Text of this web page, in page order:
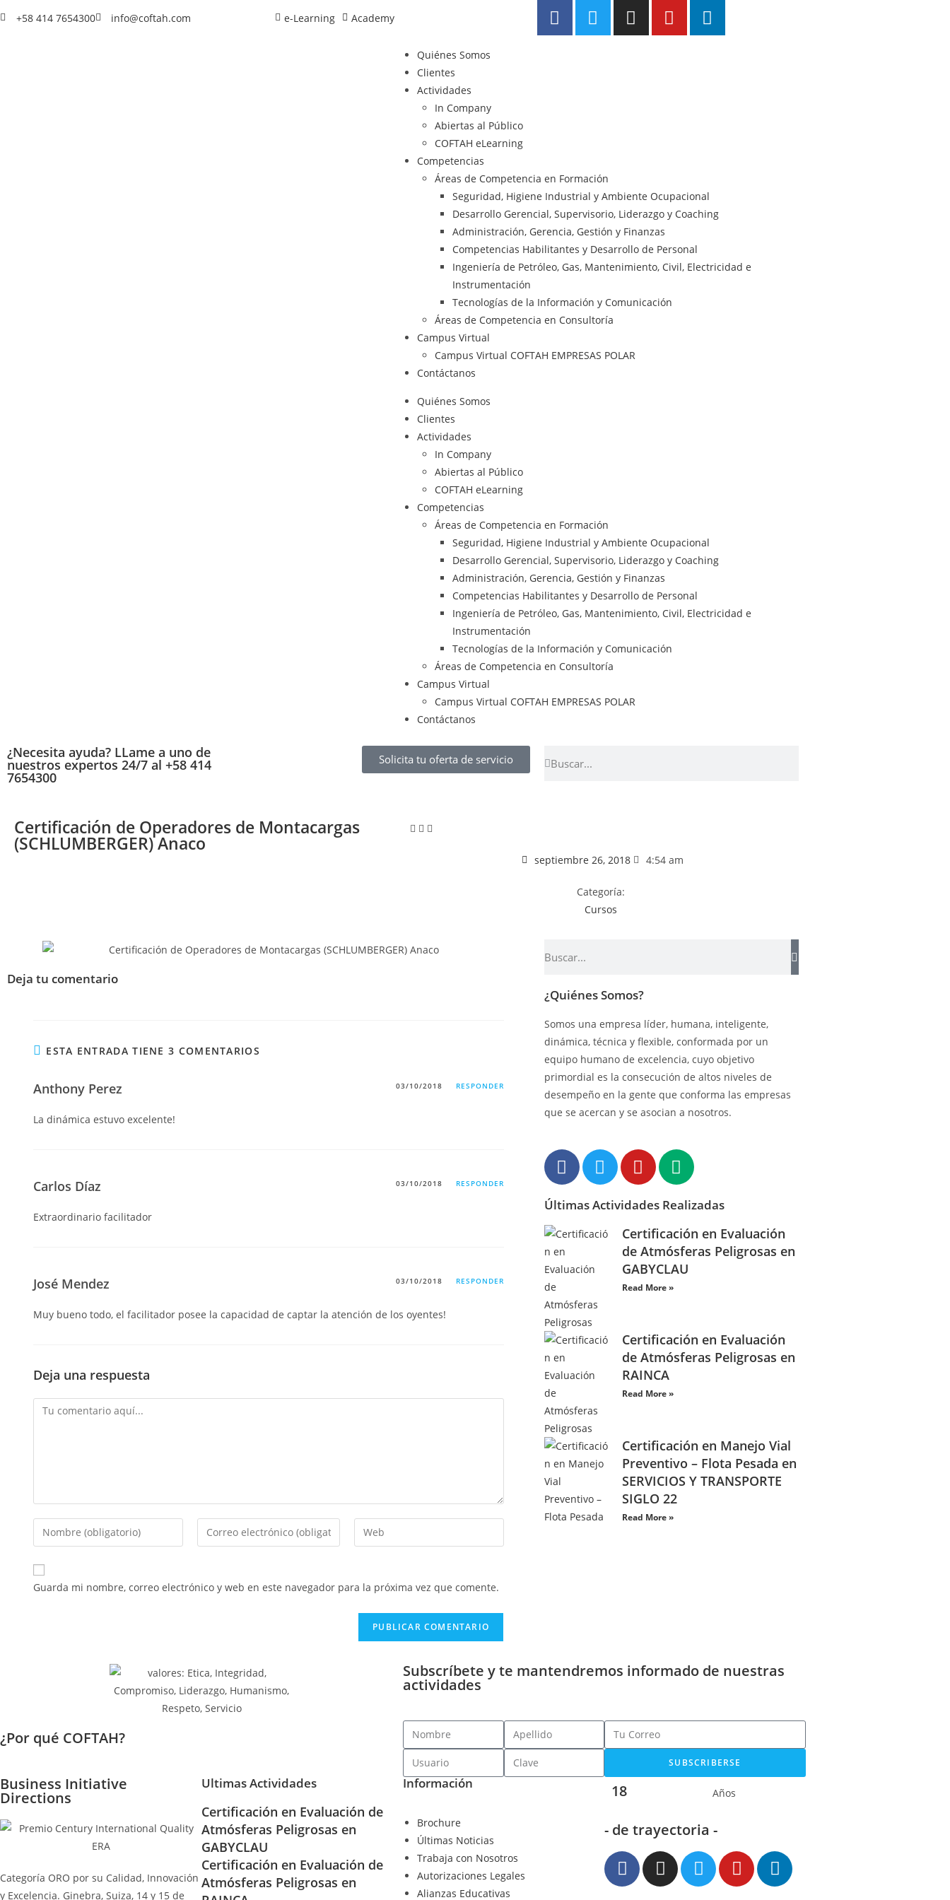
+58 414 7654300 info@coftah.com e-Learning Academy
Quiénes Somos
Clientes
Actividades
In Company
Abiertas al Público
COFTAH eLearning
Competencias
Áreas de Competencia en Formación
Seguridad, Higiene Industrial y Ambiente Ocupacional
Desarrollo Gerencial, Supervisorio, Liderazgo y Coaching
Administración, Gerencia, Gestión y Finanzas
Competencias Habilitantes y Desarrollo de Personal
Ingeniería de Petróleo, Gas, Mantenimiento, Civil, Electricidad e
Instrumentación
Tecnologías de la Información y Comunicación
Áreas de Competencia en Consultoría
Campus Virtual
Campus Virtual COFTAH EMPRESAS POLAR
Contáctanos
Quiénes Somos
Clientes
Actividades
In Company
Abiertas al Público
COFTAH eLearning
Competencias
Áreas de Competencia en Formación
Seguridad, Higiene Industrial y Ambiente Ocupacional
Desarrollo Gerencial, Supervisorio, Liderazgo y Coaching
Administración, Gerencia, Gestión y Finanzas
Competencias Habilitantes y Desarrollo de Personal
Ingeniería de Petróleo, Gas, Mantenimiento, Civil, Electricidad e
Instrumentación
Tecnologías de la Información y Comunicación
Áreas de Competencia en Consultoría
Campus Virtual
Campus Virtual COFTAH EMPRESAS POLAR
Contáctanos
¿Necesita ayuda? LLame a uno de
nuestros expertos 24/7 al +58 414
7654300
Solicita tu oferta de servicio
Certificación de Operadores de Montacargas
(SCHLUMBERGER) Anaco
septiembre 26, 2018 4:54 am
Categoría:
Cursos
Deja tu comentario
ESTA ENTRADA TIENE 3 COMENTARIOS
Anthony Perez 03/10/2018 RESPONDER
La dinámica estuvo excelente!
Carlos Díaz 03/10/2018 RESPONDER
Extraordinario facilitador
José Mendez 03/10/2018 RESPONDER
Muy bueno todo, el facilitador posee la capacidad de captar la atención de los oyentes!
Deja una respuesta
Guarda mi nombre, correo electrónico y web en este navegador para la próxima vez que comente.
¿Quiénes Somos?
Somos una empresa líder, humana, inteligente,
dinámica, técnica y flexible, conformada por un
equipo humano de excelencia, cuyo objetivo
primordial es la consecución de altos niveles de
desempeño en la gente que conforma las empresas
que se acercan y se asocian a nosotros.
Últimas Actividades Realizadas
Certificación en Evaluación
de Atmósferas Peligrosas en
GABYCLAU
Read More »
Certificación en Evaluación
de Atmósferas Peligrosas en
RAINCA
Read More »
Certificación en Manejo Vial
Preventivo – Flota Pesada en
SERVICIOS Y TRANSPORTE
SIGLO 22
Read More »
¿Por qué COFTAH?
Subscríbete y te mantendremos informado de nuestras
actividades
SUBSCRIBERSE
Business Initiative
Directions
Categoría ORO por su Calidad, Innovación
y Excelencia. Ginebra, Suiza, 14 y 15 de
Ultimas Actividades
Certificación en Evaluación de
Atmósferas Peligrosas en
GABYCLAU
Certificación en Evaluación de
Atmósferas Peligrosas en
Información
Brochure
Últimas Noticias
Trabaja con Nosotros
Autorizaciones Legales
Alianzas Educativas
18 Años
- de trayectoria -